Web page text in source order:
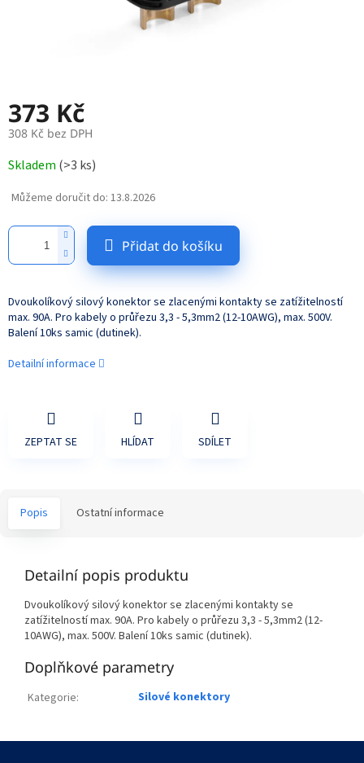
373 Kč
308 Kč bez DPH
cena:
Skladem (>3 ks)
Můžeme doručit do: 13.8.2026
Přidat do košíku
Dvoukolíkový silový konektor se zlacenými kontakty se zatížitelností
max. 90A. Pro kabely o průřezu 3,3 - 5,3mm2 (12-10AWG), max. 500V.
Balení 10ks samic (dutinek).
Detailní informace
ZEPTAT SE HLÍDAT SDÍLET
Popis Ostatní informace
Detailní popis produktu
Dvoukolíkový silový konektor se zlacenými kontakty se
zatížitelností max. 90A. Pro kabely o průřezu 3,3 - 5,3mm2 (12-
10AWG), max. 500V. Balení 10ks samic (dutinek).
Doplňkové parametry
Kategorie: Silové konektory